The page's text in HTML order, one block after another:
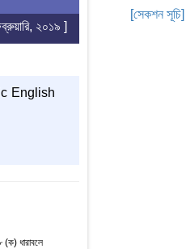
[সেকশন সূচি]
২০১৯ ]
English
ধারাবলে